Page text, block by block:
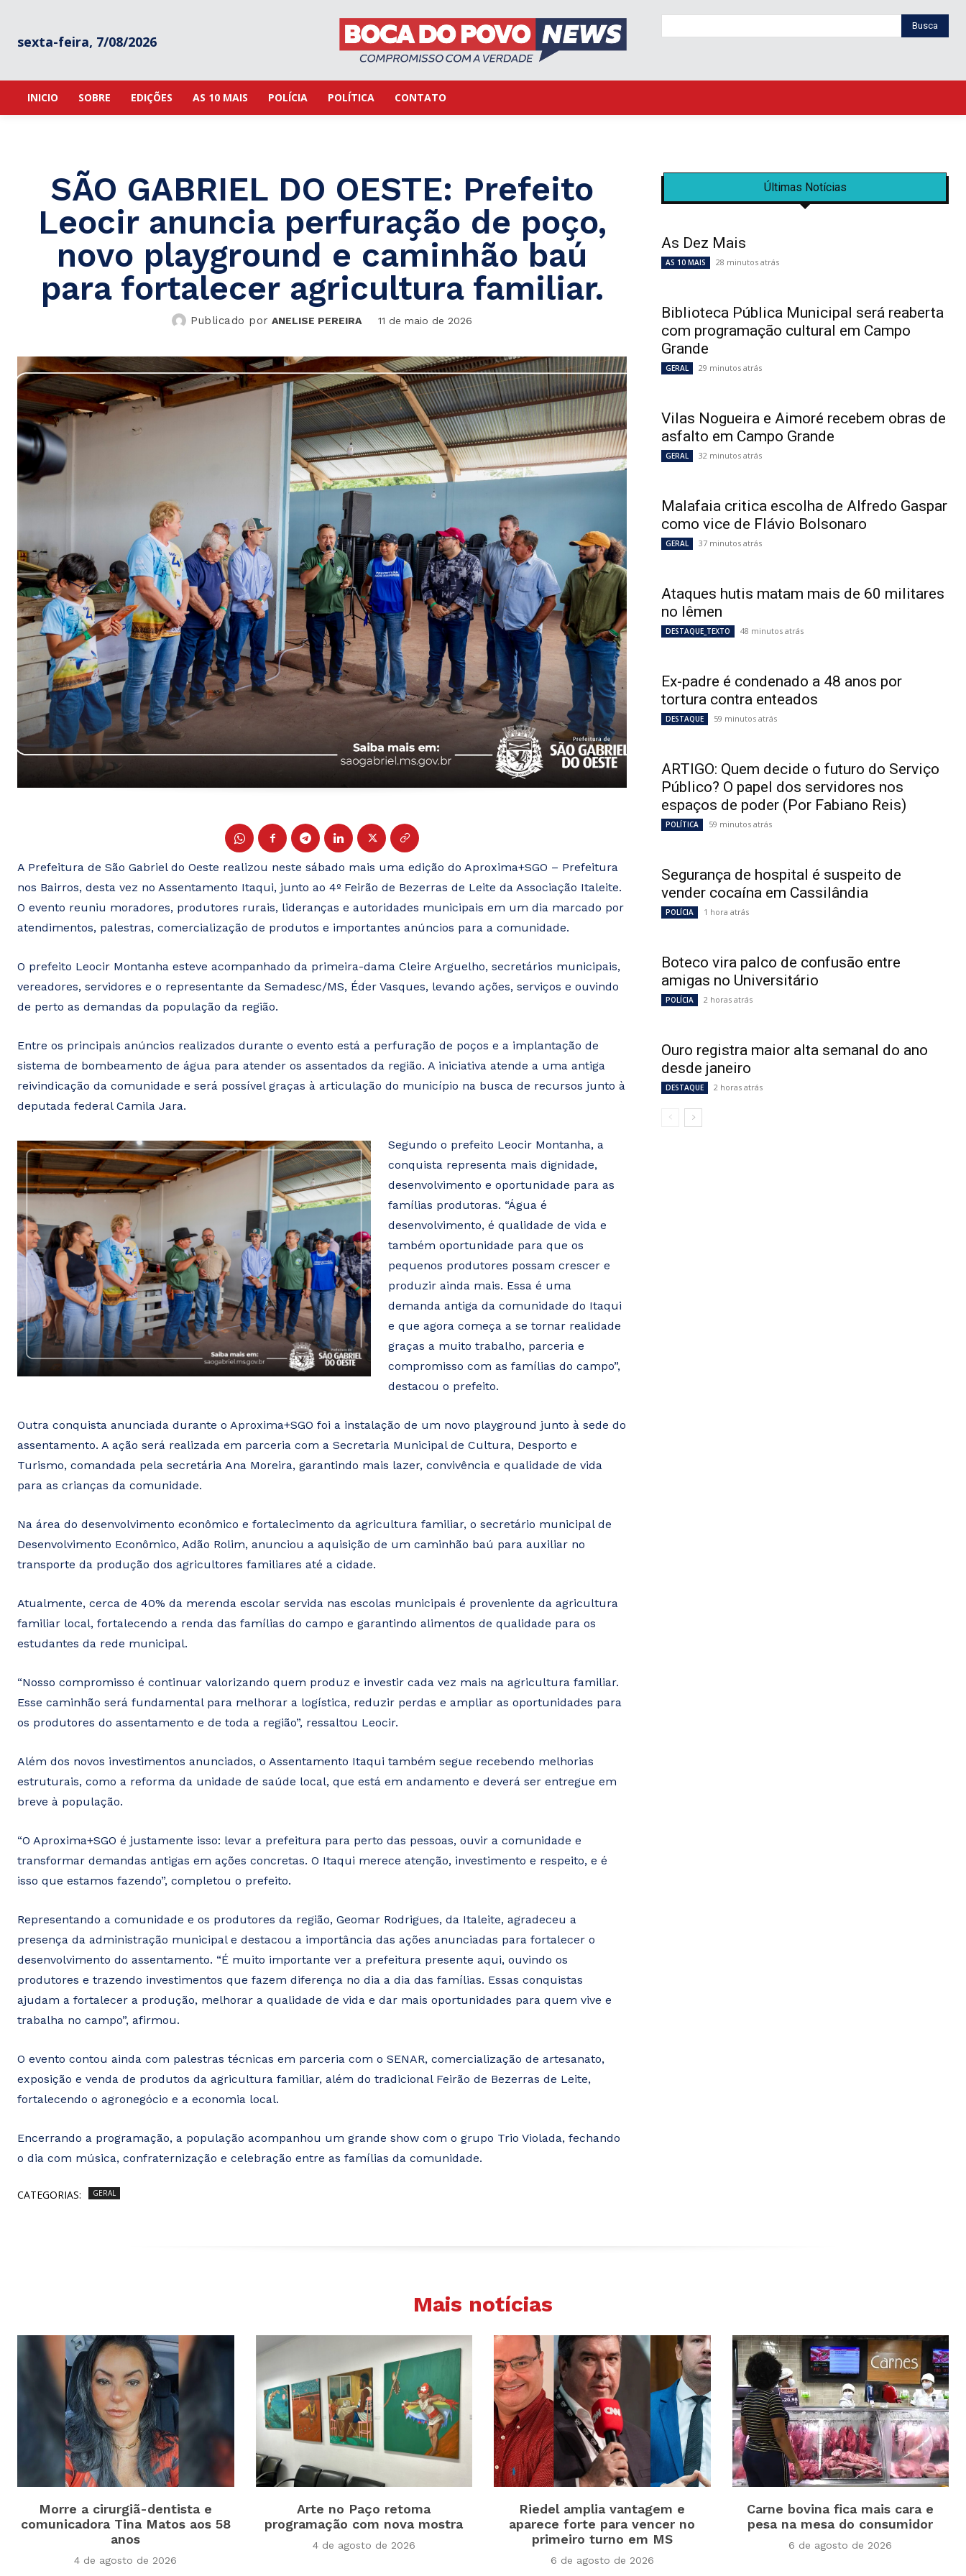
sexta-feira, 7/08/2026
Busca
INICIO SOBRE EDIÇÕES AS 10 MAIS POLÍCIA POLÍTICA CONTATO
SÃO GABRIEL DO OESTE: Prefeito
Leocir anuncia perfuração de poço,
novo playground e caminhão baú
para fortalecer agricultura familiar.
Publicado por ANELISE PEREIRA 11 de maio de 2026
A Prefeitura de São Gabriel do Oeste realizou neste sábado mais uma edição do Aproxima+SGO – Prefeitura
nos Bairros, desta vez no Assentamento Itaqui, junto ao 4º Feirão de Bezerras de Leite da Associação Italeite.
O evento reuniu moradores, produtores rurais, lideranças e autoridades municipais em um dia marcado por
atendimentos, palestras, comercialização de produtos e importantes anúncios para a comunidade.
O prefeito Leocir Montanha esteve acompanhado da primeira-dama Cleire Arguelho, secretários municipais,
vereadores, servidores e o representante da Semadesc/MS, Éder Vasques, levando ações, serviços e ouvindo
de perto as demandas da população da região.
Entre os principais anúncios realizados durante o evento está a perfuração de poços e a implantação de
sistema de bombeamento de água para atender os assentados da região. A iniciativa atende a uma antiga
reivindicação da comunidade e será possível graças à articulação do município na busca de recursos junto à
deputada federal Camila Jara.
Segundo o prefeito Leocir Montanha, a
conquista representa mais dignidade,
desenvolvimento e oportunidade para as
famílias produtoras. “Água é
desenvolvimento, é qualidade de vida e
também oportunidade para que os
pequenos produtores possam crescer e
produzir ainda mais. Essa é uma
demanda antiga da comunidade do Itaqui
e que agora começa a se tornar realidade
graças a muito trabalho, parceria e
compromisso com as famílias do campo”,
destacou o prefeito.
Outra conquista anunciada durante o Aproxima+SGO foi a instalação de um novo playground junto à sede do
assentamento. A ação será realizada em parceria com a Secretaria Municipal de Cultura, Desporto e
Turismo, comandada pela secretária Ana Moreira, garantindo mais lazer, convivência e qualidade de vida
para as crianças da comunidade.
Na área do desenvolvimento econômico e fortalecimento da agricultura familiar, o secretário municipal de
Desenvolvimento Econômico, Adão Rolim, anunciou a aquisição de um caminhão baú para auxiliar no
transporte da produção dos agricultores familiares até a cidade.
Atualmente, cerca de 40% da merenda escolar servida nas escolas municipais é proveniente da agricultura
familiar local, fortalecendo a renda das famílias do campo e garantindo alimentos de qualidade para os
estudantes da rede municipal.
“Nosso compromisso é continuar valorizando quem produz e investir cada vez mais na agricultura familiar.
Esse caminhão será fundamental para melhorar a logística, reduzir perdas e ampliar as oportunidades para
os produtores do assentamento e de toda a região”, ressaltou Leocir.
Além dos novos investimentos anunciados, o Assentamento Itaqui também segue recebendo melhorias
estruturais, como a reforma da unidade de saúde local, que está em andamento e deverá ser entregue em
breve à população.
“O Aproxima+SGO é justamente isso: levar a prefeitura para perto das pessoas, ouvir a comunidade e
transformar demandas antigas em ações concretas. O Itaqui merece atenção, investimento e respeito, e é
isso que estamos fazendo”, completou o prefeito.
Representando a comunidade e os produtores da região, Geomar Rodrigues, da Italeite, agradeceu a
presença da administração municipal e destacou a importância das ações anunciadas para fortalecer o
desenvolvimento do assentamento. “É muito importante ver a prefeitura presente aqui, ouvindo os
produtores e trazendo investimentos que fazem diferença no dia a dia das famílias. Essas conquistas
ajudam a fortalecer a produção, melhorar a qualidade de vida e dar mais oportunidades para quem vive e
trabalha no campo”, afirmou.
O evento contou ainda com palestras técnicas em parceria com o SENAR, comercialização de artesanato,
exposição e venda de produtos da agricultura familiar, além do tradicional Feirão de Bezerras de Leite,
fortalecendo o agronegócio e a economia local.
Encerrando a programação, a população acompanhou um grande show com o grupo Trio Violada, fechando
o dia com música, confraternização e celebração entre as famílias da comunidade.
CATEGORIAS: GERAL
Últimas Notícias
As Dez Mais
AS 10 MAIS 28 minutos atrás
Biblioteca Pública Municipal será reaberta
com programação cultural em Campo
Grande
GERAL 29 minutos atrás
Vilas Nogueira e Aimoré recebem obras de
asfalto em Campo Grande
GERAL 32 minutos atrás
Malafaia critica escolha de Alfredo Gaspar
como vice de Flávio Bolsonaro
GERAL 37 minutos atrás
Ataques hutis matam mais de 60 militares
no Iêmen
DESTAQUE_TEXTO 48 minutos atrás
Ex-padre é condenado a 48 anos por
tortura contra enteados
DESTAQUE 59 minutos atrás
ARTIGO: Quem decide o futuro do Serviço
Público? O papel dos servidores nos
espaços de poder (Por Fabiano Reis)
POLÍTICA 59 minutos atrás
Segurança de hospital é suspeito de
vender cocaína em Cassilândia
POLÍCIA 1 hora atrás
Boteco vira palco de confusão entre
amigas no Universitário
POLÍCIA 2 horas atrás
Ouro registra maior alta semanal do ano
desde janeiro
DESTAQUE 2 horas atrás
Mais notícias
Morre a cirurgiã-dentista e
comunicadora Tina Matos aos 58
anos
4 de agosto de 2026
Arte no Paço retoma
programação com nova mostra
4 de agosto de 2026
Riedel amplia vantagem e
aparece forte para vencer no
primeiro turno em MS
6 de agosto de 2026
Carne bovina fica mais cara e
pesa na mesa do consumidor
6 de agosto de 2026